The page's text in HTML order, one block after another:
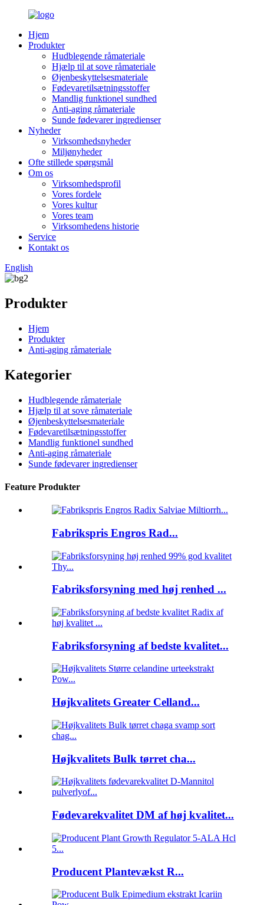
Hjem
Produkter
Hudblegende råmateriale
Hjælp til at sove råmateriale
Øjenbeskyttelsesmateriale
Fødevaretilsætningsstoffer
Mandlig funktionel sundhed
Anti-aging råmateriale
Sunde fødevarer ingredienser
Nyheder
Virksomhedsnyheder
Miljønyheder
Ofte stillede spørgsmål
Om os
Virksomhedsprofil
Vores fordele
Vores kultur
Vores team
Virksomhedens historie
Service
Kontakt os
English
Produkter
Hjem
Produkter
Anti-aging råmateriale
Kategorier
Hudblegende råmateriale
Hjælp til at sove råmateriale
Øjenbeskyttelsesmateriale
Fødevaretilsætningsstoffer
Mandlig funktionel sundhed
Anti-aging råmateriale
Sunde fødevarer ingredienser
Feature Produkter
Fabrikspris Engros Rad...
Fabriksforsyning med høj renhed ...
Fabriksforsyning af bedste kvalitet...
Højkvalitets Greater Celland...
Højkvalitets Bulk tørret cha...
Fødevarekvalitet DM af høj kvalitet...
Producent Plantevækst R...